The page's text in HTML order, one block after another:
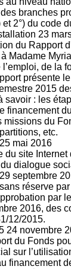
branches
et 2°) du code
23
du Rapport
Madame
de la
présente
2015
savoir : les
financement
missions du
etc.
25 mai 2016
du site
dialogue
29 septembre
réserve
par
2016, des
12/2015.
24 novembre
du Fonds
sur
financement